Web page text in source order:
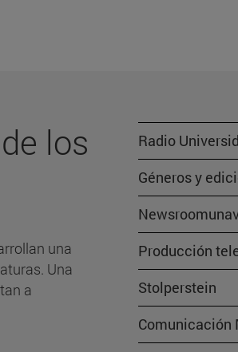
los
una
Una
a
Radio
Géneros y
Producción
Stolperstein
Comunicación